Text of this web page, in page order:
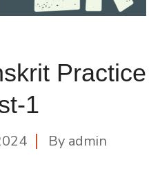
Practice
1
By admin